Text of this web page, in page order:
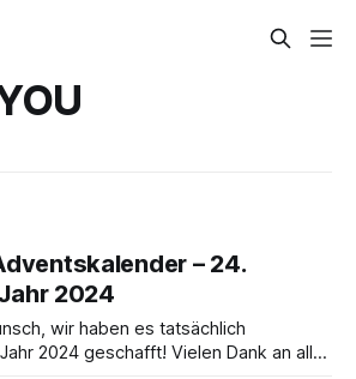
– 24.
2024
wir haben es tatsächlich
2024 geschafft! Vielen Dank an alle,